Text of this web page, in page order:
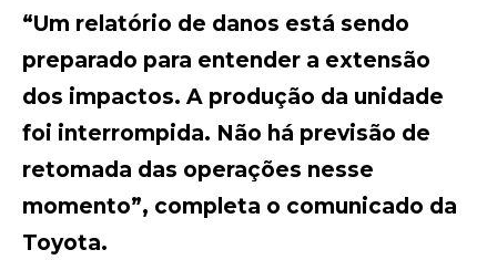
“Um relatório de danos está sendo
preparado para entender a extensão
dos impactos. A produção da unidade
foi interrompida. Não há previsão de
retomada das operações nesse
momento”, completa o comunicado da
Toyota.